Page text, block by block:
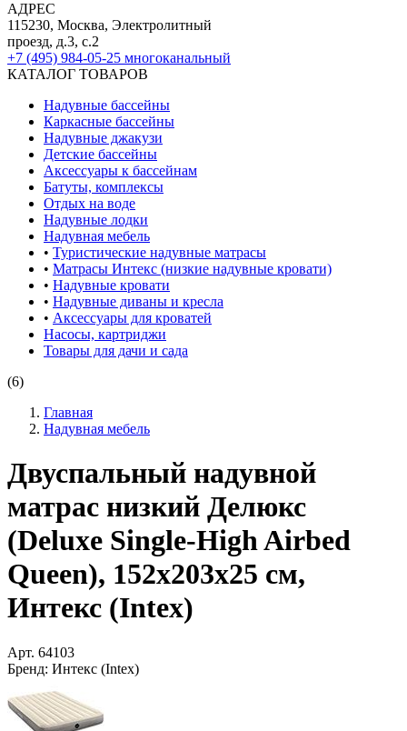
АДРЕС
115230, Москва, Электролитный
проезд, д.3, с.2
+7 (495) 984-05-25 многоканальный
КАТАЛОГ ТОВАРОВ
Надувные бассейны
Каркасные бассейны
Надувные джакузи
Детские бассейны
Аксессуары к бассейнам
Батуты, комплексы
Отдых на воде
Надувные лодки
Надувная мебель
• Туристические надувные матрасы
• Матрасы Интекс (низкие надувные кровати)
• Надувные кровати
• Надувные диваны и кресла
• Аксессуары для кроватей
Насосы, картриджи
Товары для дачи и сада
(6)
Главная
Надувная мебель
Двуспальный надувной
матрас низкий Делюкс
(Deluxe Single-High Airbed
Queen), 152х203х25 см,
Интекс (Intex)
Арт. 64103
Бренд: Интекс (Intex)